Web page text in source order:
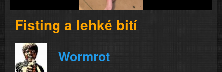
Fisting a lehké bití
Wormrot